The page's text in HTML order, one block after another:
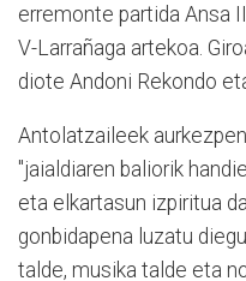
erremonte partida Ansa
V-Larrañaga artekoa.
diote Andoni Rekondo
Antolatzaileek
"jaialdiaren baliorik
eta elkartasun izpiritua
gonbidapena luzatu
talde, musika talde eta